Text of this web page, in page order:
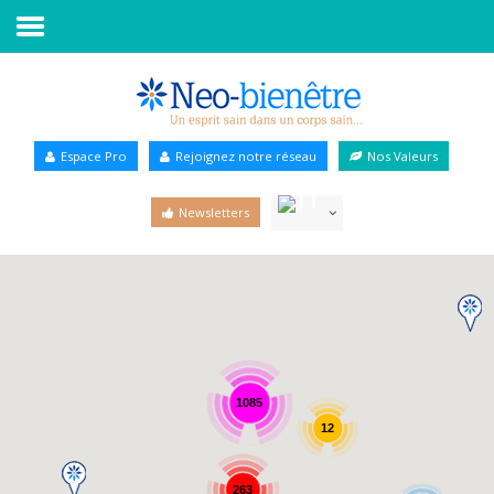
Annuaire Bien-être
Espace Pro Rejoignez notre réseau Nos Valeurs
Newsletters
1085
263
12